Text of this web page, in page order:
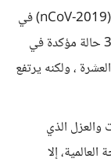
نوعًا جديدًا: فيروس كورونا الجديد 2019 (2019-nCoV) في
الصين. وبحلول أواخر يناير، كانت هناك 300 حالة مؤكدة في
، ولكنه يرتفع
والعزل الذي
إلا